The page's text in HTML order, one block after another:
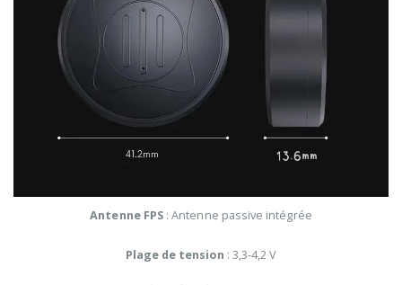
Antenne FPS : Antenne passive intégrée
Plage de tension : 3,3-4,2 V